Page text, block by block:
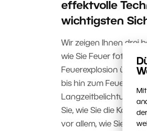
effektvolle
wichtigsten
Wir zeigen Ihnen drei
wie Sie Feuer
Feuerexplosion über
bis hin zum Feuerstab
Langzeitbelichtungen.
Sie, wie Sie die
vor allem, wie Sie